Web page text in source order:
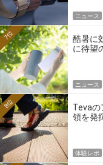
ニュース
酷暑に
に待望
7位
ニュース
Tevaの
領を発
8位
体験レポ